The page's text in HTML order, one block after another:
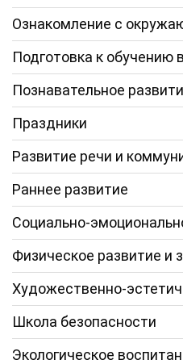
Ознакомление с
Подготовка к обучению
Познавательное
Праздники
Развитие речи и
Раннее развитие
Социально-
Физическое развитие и
Художественно-
Школа безопасности
Экологическое